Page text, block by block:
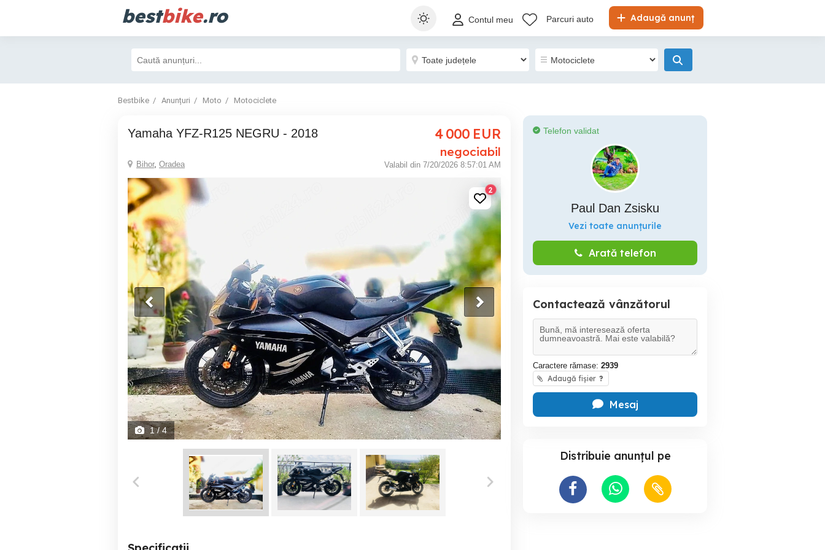
bestbike.ro Adaugă anunț
Contul meu Parcuri auto
Bestbike Anunțuri Moto Motociclete
Yamaha YFZ-R125 NEGRU - 2018 4 000 EUR
negociabil
Bihor, Oradea Valabil din 7/20/2026 8:57:01 AM
2
1/ 4
Telefon validat
Paul Dan Zsisku
Vezi toate anunțurile
Arată telefon
Contactează vânzătorul
Caractere rămase: 2939
Adaugă fișier ?
Mesaj
Distribuie anunțul pe